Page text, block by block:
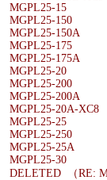
MGPL25-15
MGPL25-150
MGPL25-150A
MGPL25-175
MGPL25-175A
MGPL25-20
MGPL25-200
MGPL25-200A
MGPL25-20A-XC8
MGPL25-25
MGPL25-250
MGPL25-25A
MGPL25-30
DELETED （RE: